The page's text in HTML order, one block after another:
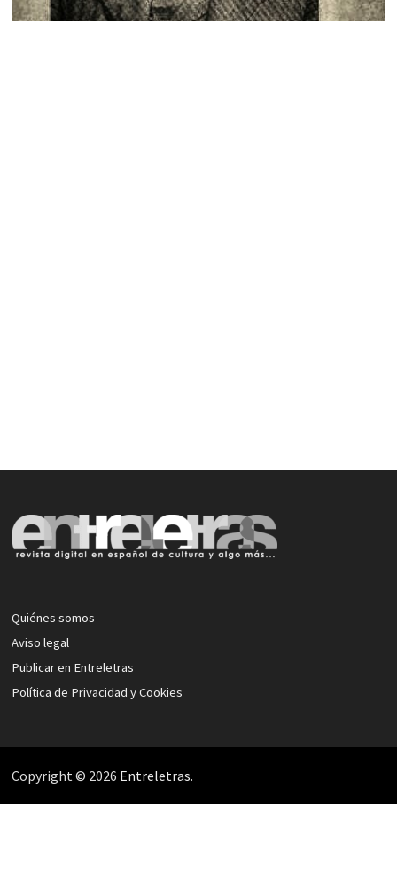
Quiénes somos
Aviso legal
Publicar en Entreletras
Política de Privacidad y Cookies
Copyright © 2026 Entreletras.